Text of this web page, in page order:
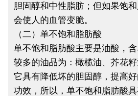
胆固醇和中性脂肪；但如果饱
会使人的血管变脆。
（二）单不饱和脂肪酸
单不饱和脂肪酸主要是油酸，
较多的油品为：橄榄油、芥花籽
它具有降低坏的胆固醇，提高
功效，所以，单不饱和脂肪酸